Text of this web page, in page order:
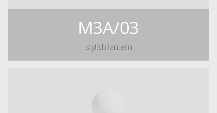
M3A/03
stylish lantern